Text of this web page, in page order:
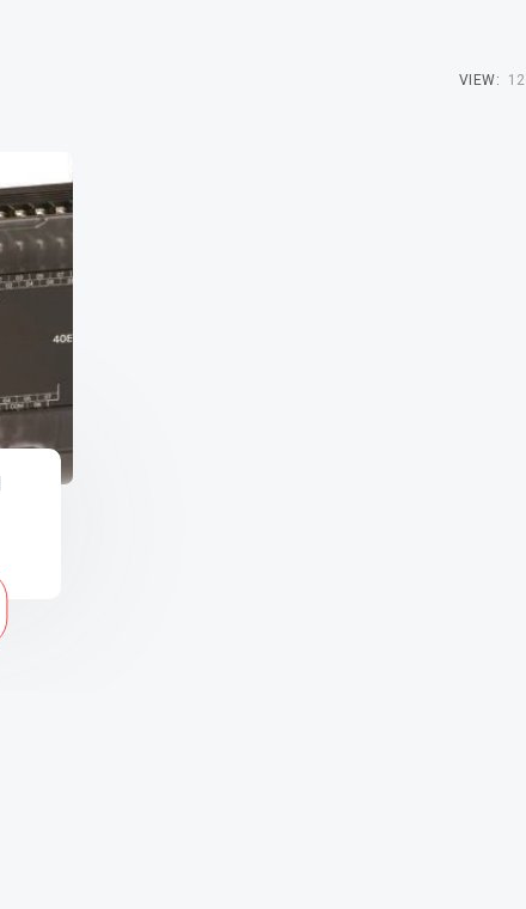
VIEW: 12